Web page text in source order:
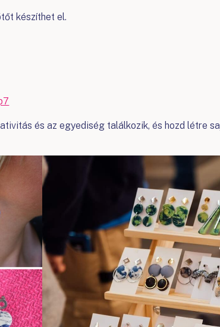
készíthet el.
és az egyediség találkozik, és hozd létre